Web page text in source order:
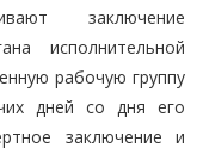
заключение
исполнительной
рабочую группу
дней со дня его
заключение и